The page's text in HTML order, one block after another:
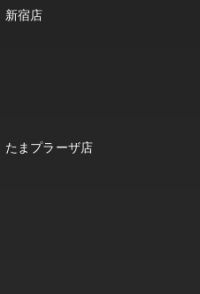
新宿店
たまプラーザ店